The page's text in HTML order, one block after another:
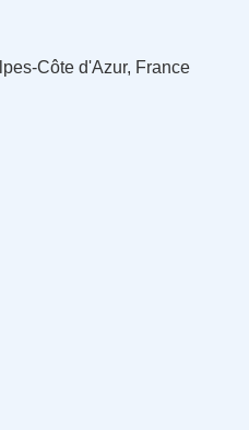
Côte d'Azur, France